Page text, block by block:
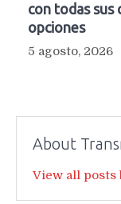
con todas sus
opciones
5 agosto, 2026
About
View all posts